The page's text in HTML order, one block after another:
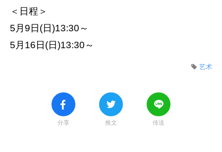
＜日程＞
5月9日(日)13:30～
5月16日(日)13:30～
艺术
分享 推文 传送